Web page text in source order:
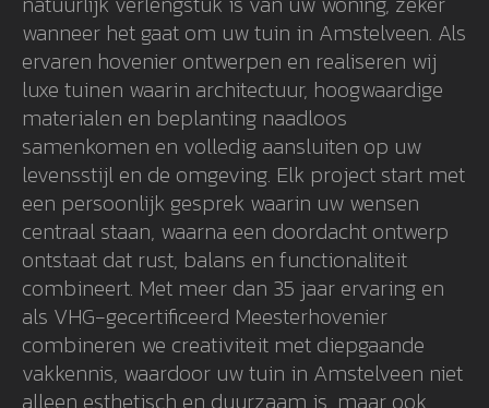
wanneer het gaat om uw tuin in Amstelveen. Als
ervaren hovenier ontwerpen en realiseren wij
luxe tuinen waarin architectuur, hoogwaardige
materialen en beplanting naadloos
samenkomen en volledig aansluiten op uw
levensstijl en de omgeving. Elk project start met
een persoonlijk gesprek waarin uw wensen
centraal staan, waarna een doordacht ontwerp
ontstaat dat rust, balans en functionaliteit
combineert. Met meer dan 35 jaar ervaring en
als VHG-gecertificeerd Meesterhovenier
combineren we creativiteit met diepgaande
vakkennis, waardoor uw tuin in Amstelveen niet
alleen esthetisch en duurzaam is, maar ook